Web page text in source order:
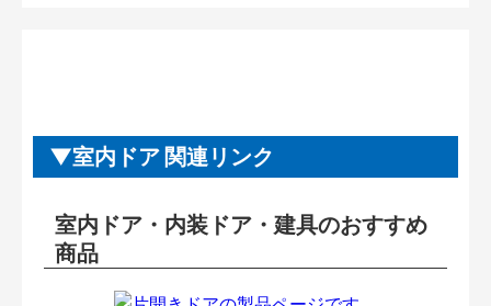
室内ドア 関連リンク
室内ドア・内装ドア・建具のおすすめ
商品